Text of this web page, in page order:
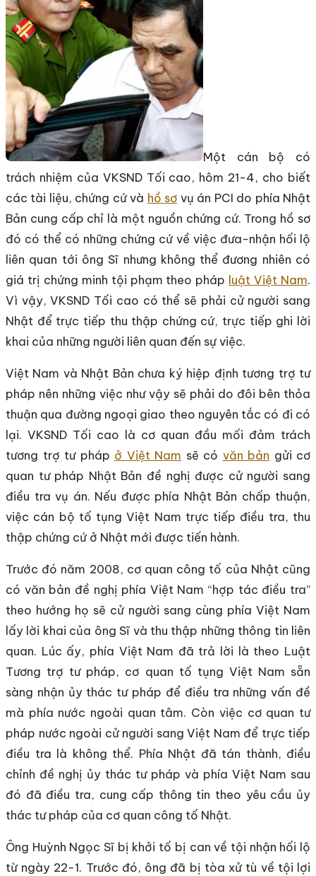
Một cán bộ có
trách nhiệm của VKSND Tối cao, hôm 21-4, cho biết
các tài liệu, chứng cứ và hồ sơ vụ án PCI do phía Nhật
Bản cung cấp chỉ là một nguồn chứng cứ. Trong hồ sơ
đó có thể có những chứng cứ về việc đưa-nhận hối lộ
liên quan tới ông Sĩ nhưng không thể đương nhiên có
giá trị chứng minh tội phạm theo pháp luật Việt Nam.
Vì vậy, VKSND Tối cao có thể sẽ phải cử người sang
Nhật để trực tiếp thu thập chứng cứ, trực tiếp ghi lời
khai của những người liên quan đến sự việc.
Việt Nam và Nhật Bản chưa ký hiệp định tương trợ tư
pháp nên những việc như vậy sẽ phải do đôi bên thỏa
thuận qua đường ngoại giao theo nguyên tắc có đi có
lại. VKSND Tối cao là cơ quan đầu mối đảm trách
tương trợ tư pháp ở Việt Nam sẽ có văn bản gửi cơ
quan tư pháp Nhật Bản đề nghị được cử người sang
điều tra vụ án. Nếu được phía Nhật Bản chấp thuận,
việc cán bộ tố tụng Việt Nam trực tiếp điều tra, thu
thập chứng cứ ở Nhật mới được tiến hành.
Trước đó năm 2008, cơ quan công tố của Nhật cũng
có văn bản đề nghị phía Việt Nam “hợp tác điều tra”
theo hướng họ sẽ cử người sang cùng phía Việt Nam
lấy lời khai của ông Sĩ và thu thập những thông tin liên
quan. Lúc ấy, phía Việt Nam đã trả lời là theo Luật
Tương trợ tư pháp, cơ quan tố tụng Việt Nam sẵn
sàng nhận ủy thác tư pháp để điều tra những vấn đề
mà phía nước ngoài quan tâm. Còn việc cơ quan tư
pháp nước ngoài cử người sang Việt Nam để trực tiếp
điều tra là không thể. Phía Nhật đã tán thành, điều
chỉnh đề nghị ủy thác tư pháp và phía Việt Nam sau
đó đã điều tra, cung cấp thông tin theo yêu cầu ủy
thác tư pháp của cơ quan công tố Nhật.
Ông Huỳnh Ngọc Sĩ bị khởi tố bị can về tội nhận hối lộ
từ ngày 22-1. Trước đó, ông đã bị tòa xử tù về tội lợi